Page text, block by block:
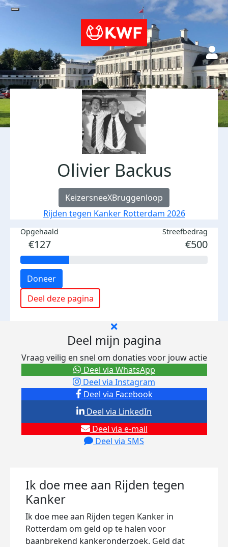
Olivier Backus
KeizersneeXBruggenloop
Rijden tegen Kanker Rotterdam 2026
Opgehaald
€127
Streefbedrag
€500
Doneer
Deel deze pagina
Deel mijn pagina
Vraag veilig en snel om donaties voor jouw actie
Deel via Facebook
Deel via Instagram
Deel via e-mail
Deel via SMS
Deel via LinkedIn
Deel via WhatsApp
Ik doe mee aan Rijden tegen
Kanker
Ik doe mee aan Rijden tegen Kanker in
Rotterdam om geld op te halen voor
baanbrekend kankeronderzoek. Geld dat